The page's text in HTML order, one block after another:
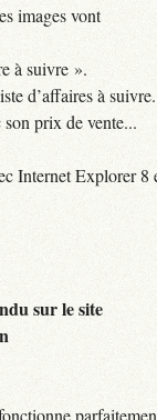
images vont
à suivre ».
d’affaires à suivre.
son prix de vente...
Internet Explorer 8
sur le site